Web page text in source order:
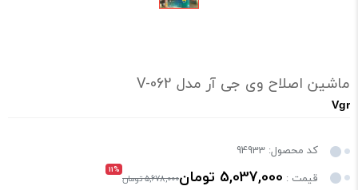
ماشین اصلاح وی جی آر مدل V-062
Vgr
کد محصول: 94933
قیمت : 5,037,000 تومان 11%
5,678,000 تومان